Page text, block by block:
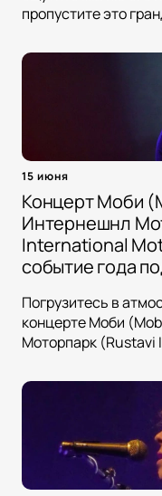
пропустите это
15 июня
Концерт Моби
Интернешнл
International
событие года
Погрузитесь в
концерте Моби
Моторпарк